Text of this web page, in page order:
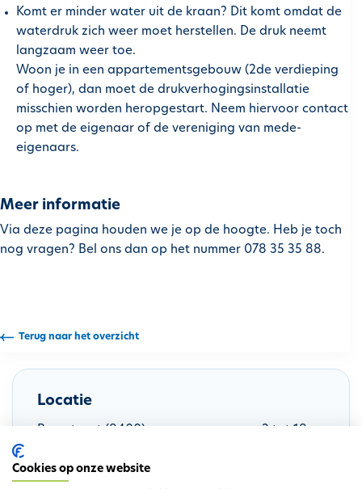
Komt er minder water uit de kraan? Dit komt omdat de
waterdruk zich weer moet herstellen. De druk neemt
langzaam weer toe.
Woon je in een appartementsgebouw (2de verdieping
of hoger), dan moet de drukverhogingsinstallatie
misschien worden heropgestart. Neem hiervoor contact
op met de eigenaar of de vereniging van mede-
eigenaars.
Meer informatie
Via deze pagina houden we je op de hoogte. Heb je toch
nog vragen? Bel ons dan op het nummer 078 35 35 88.
Terug naar het overzicht
Locatie
Elisabethlaan (8400) oneven nummers van 341
tot 379
Cookies op onze website